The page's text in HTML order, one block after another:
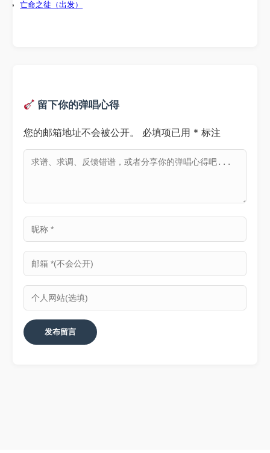
亡命之徒（出发）
留下你的弹唱心得
您的邮箱地址不会被公开。 必填项已用 * 标注